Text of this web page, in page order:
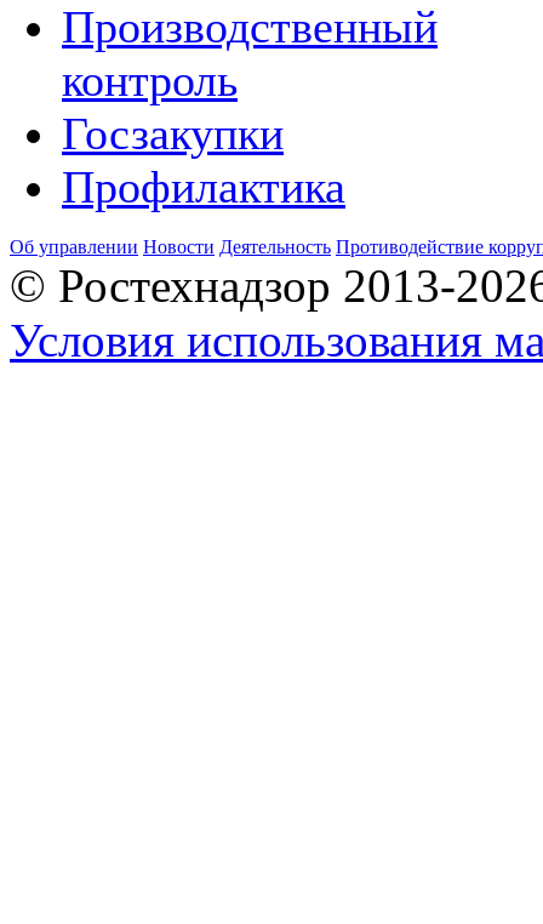
Производственный
контроль
Госзакупки
Профилактика
Об управлении Новости Деятельность Противодействие
© Ростехнадзор 2013-
Условия использования